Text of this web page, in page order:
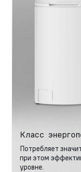
Класс
Потребляет
при этом
уровне.